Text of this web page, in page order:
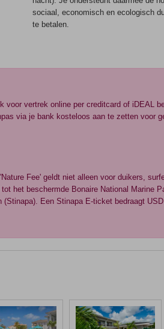
sociaal, economisch en ecologisch
te betalen.
vertrek online per creditcard of iDEAL
via je bank kosteloos aan te zetten voor
Fee' geldt niet alleen voor duikers,
het beschermde Bonaire National Marine
Een Stinapa E-ticket bedraagt